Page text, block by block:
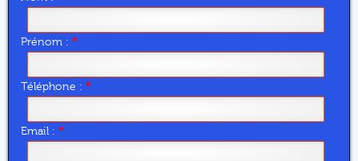
Prénom : *
Téléphone : *
Email : *